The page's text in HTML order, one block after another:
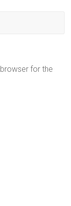
for the